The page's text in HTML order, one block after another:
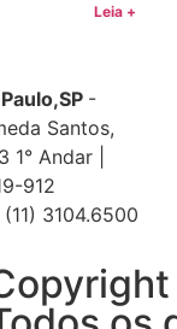
Leia +
-
Santos,
1° Andar |
912
3104.6500